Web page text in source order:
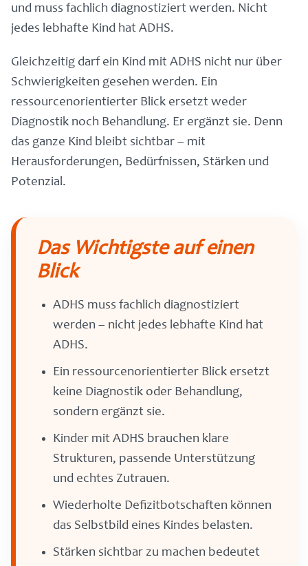
und muss fachlich diagnostiziert werden. Nicht
jedes lebhafte Kind hat ADHS.
Gleichzeitig darf ein Kind mit ADHS nicht nur über
Schwierigkeiten gesehen werden. Ein
ressourcenorientierter Blick ersetzt weder
Diagnostik noch Behandlung. Er ergänzt sie. Denn
das ganze Kind bleibt sichtbar – mit
Herausforderungen, Bedürfnissen, Stärken und
Potenzial.
Das Wichtigste auf einen
Blick
ADHS muss fachlich diagnostiziert
werden – nicht jedes lebhafte Kind hat
ADHS.
Ein ressourcenorientierter Blick ersetzt
keine Diagnostik oder Behandlung,
sondern ergänzt sie.
Kinder mit ADHS brauchen klare
Strukturen, passende Unterstützung
und echtes Zutrauen.
Wiederholte Defizitbotschaften können
das Selbstbild eines Kindes belasten.
Stärken sichtbar zu machen bedeutet